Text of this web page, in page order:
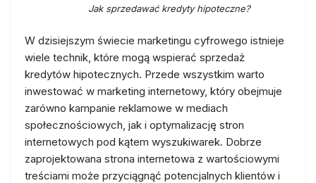
Jak sprzedawać kredyty hipoteczne?
W dzisiejszym świecie marketingu cyfrowego istnieje
wiele technik, które mogą wspierać sprzedaż
kredytów hipotecznych. Przede wszystkim warto
inwestować w marketing internetowy, który obejmuje
zarówno kampanie reklamowe w mediach
społecznościowych, jak i optymalizację stron
internetowych pod kątem wyszukiwarek. Dobrze
zaprojektowana strona internetowa z wartościowymi
treściami może przyciągnąć potencjalnych klientów i